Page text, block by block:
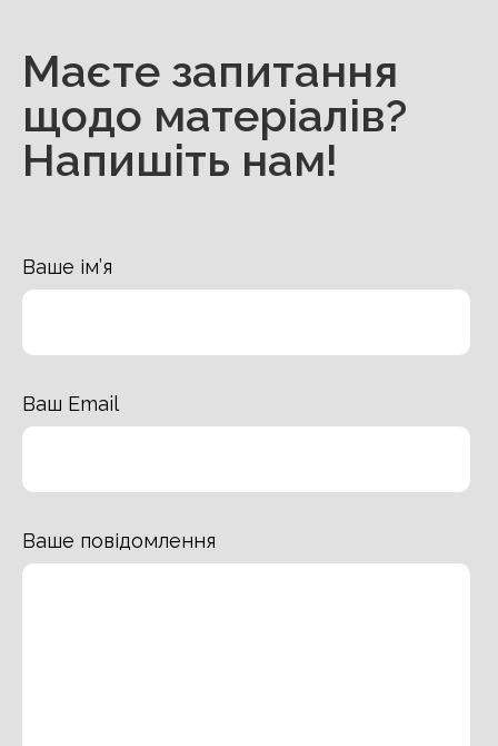
Маєте запитання
щодо матеріалів?
Напишіть нам!
Ваше ім’я
Ваш Email
Ваше повідомлення